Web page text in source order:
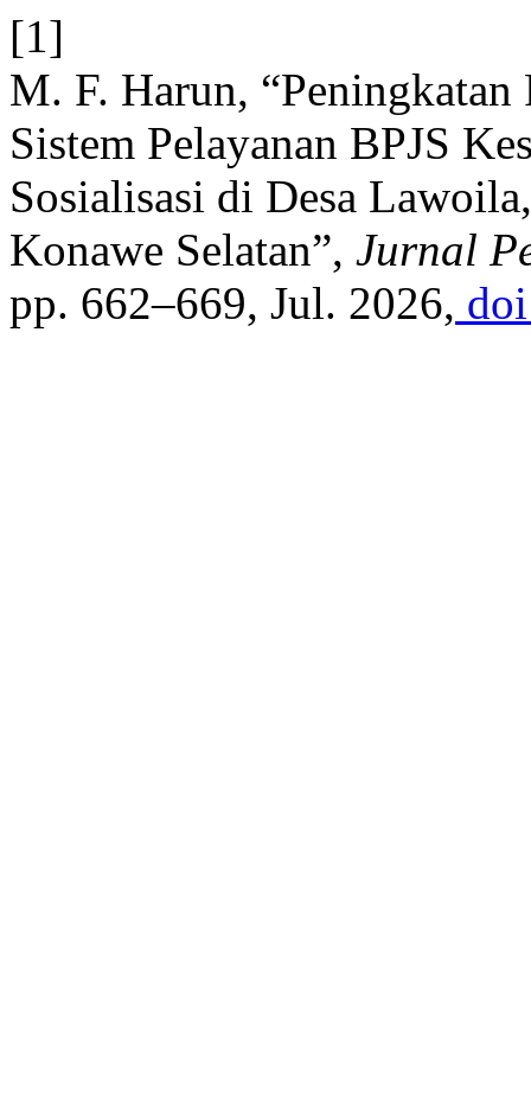
[1]
M. F. Harun, “Peningkatan
Sistem Pelayanan BPJS
Sosialisasi di Desa
Konawe Selatan”, Jurnal
pp. 662–669, Jul. 2026,